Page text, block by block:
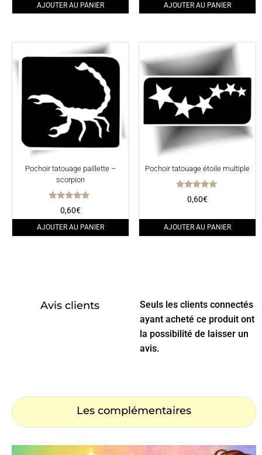
AJOUTER AU PANIER AJOUTER AU PANIER
Pochoir tatouage paillette –
scorpion
Note
5.00
sur 5
0,60€
AJOUTER AU PANIER
Pochoir tatouage étoile multiple
Note
5.00
0,60€
AJOUTER AU PANIER
Avis clients
Seuls les clients connectés
ayant acheté ce produit ont
la possibilité de laisser un
avis.
Les complémentaires